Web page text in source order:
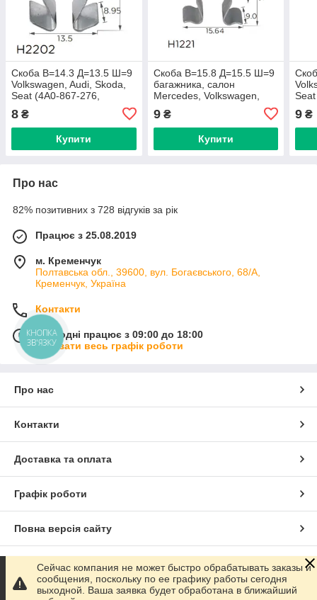
Скоба В=14.3 Д=13.5 Ш=9
Volkswagen, Audi, Skoda,
Seat (4A0-867-276,
8 ₴
Купити
Скоба В=15.8 Д=15.5 Ш=9
багажника, салон
Mercedes, Volkswagen,
(4A0867276A, 16500)
(H1221)
9₴
Купити
9 ₴
Про нас
82% позитивних з 728 відгуків за рік
Працює з 25.08.2019
м. Кременчук
Полтавська обл., 39600, вул. Богаєвського, 68/А,
Кременчук, Україна
Контакти
Сьогодні працює з 09:00 до 18:00
Показати весь графік роботи
Про нас
Контакти
Доставка та оплата
Графік роботи
Повна версія сайту
Сайт створено на маркетплейсі Prom.ua
Сейчас компания не может быстро обрабатывать заказы и
сообщения, поскольку по ее графику работы сегодня
выходной. Ваша заявка будет обработана в ближайший
КНОПКА
ЗВ'ЯЗКУ